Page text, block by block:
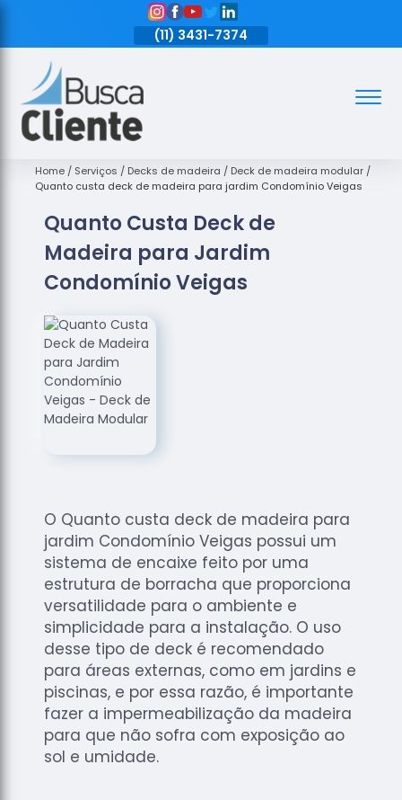
(11) 3431-7374
Assoalhos
de Madeira
Madeira
Empresas
Assoalhos
Loja de
Assoalhos
Raspagem
de
Assoalhos
Raspagem
de Tacos
de
Madeiras
Raspagens
de Pisos
Tacos de
Madeiras
Home Serviços Decks de madeira
Deck de madeira modular
Quanto custa deck de madeira para jardim Condomínio Veigas
Quanto Custa Deck de
Madeira para Jardim
Condomínio Veigas
O Quanto custa deck de madeira para
jardim Condomínio Veigas possui um
sistema de encaixe feito por uma
estrutura de borracha que proporciona
versatilidade para o ambiente e
simplicidade para a instalação. O uso
desse tipo de deck é recomendado
para áreas externas, como em jardins e
piscinas, e por essa razão, é importante
fazer a impermeabilização da madeira
para que não sofra com exposição ao
sol e umidade.